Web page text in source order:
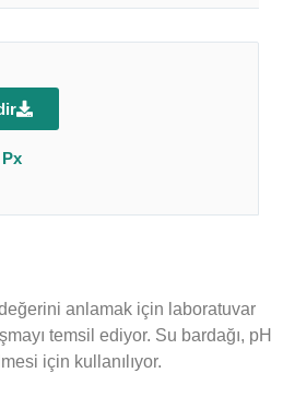
anlamak için laboratuvar
temsil ediyor. Su bardağı, pH
için kullanılıyor.